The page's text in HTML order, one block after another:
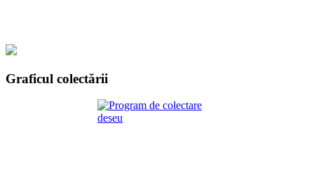
Graficul colectării